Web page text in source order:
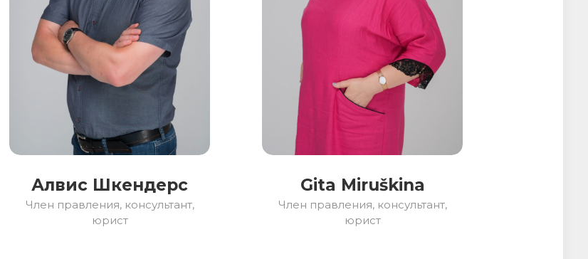
Алвис Шкендерс
Член правления, консультант,
юрист
Gita Miruškina
Член правления, консультант,
юрист